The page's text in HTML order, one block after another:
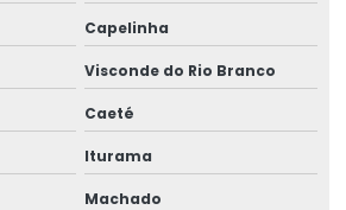
Térmicas
Capelinha
Visconde do Rio Branco
Caeté
Iturama
Machado